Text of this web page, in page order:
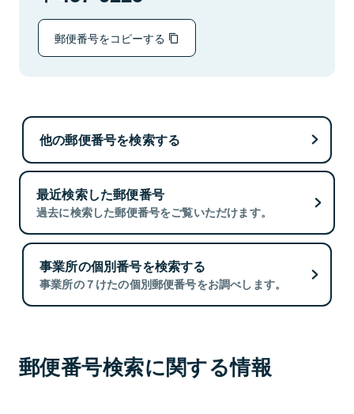
郵便番号をコピーする
他の郵便番号を検索する
最近検索した郵便番号
過去に検索した郵便番号をご覧いただけます。
事業所の個別番号を検索する
事業所の７けたの個別郵便番号をお調べします。
郵便番号検索に関する情報